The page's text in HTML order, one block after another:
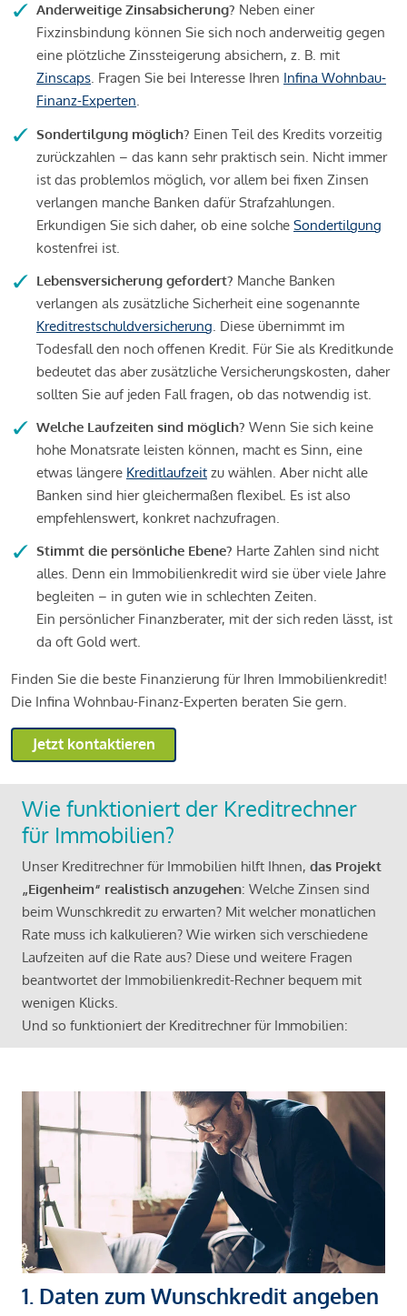
Anderweitige Zinsabsicherung? Neben einer
Fixzinsbindung können Sie sich noch anderweitig gegen
eine plötzliche Zinssteigerung absichern, z. B. mit
Zinscaps. Fragen Sie bei Interesse Ihren Infina Wohnbau-
Finanz-Experten.
Sondertilgung möglich? Einen Teil des Kredits vorzeitig
zurückzahlen – das kann sehr praktisch sein. Nicht immer
ist das problemlos möglich, vor allem bei fixen Zinsen
verlangen manche Banken dafür Strafzahlungen.
Erkundigen Sie sich daher, ob eine solche Sondertilgung
kostenfrei ist.
Lebensversicherung gefordert? Manche Banken
verlangen als zusätzliche Sicherheit eine sogenannte
Kreditrestschuldversicherung. Diese übernimmt im
Todesfall den noch offenen Kredit. Für Sie als Kreditkunde
bedeutet das aber zusätzliche Versicherungskosten, daher
sollten Sie auf jeden Fall fragen, ob das notwendig ist.
Welche Laufzeiten sind möglich? Wenn Sie sich keine
hohe Monatsrate leisten können, macht es Sinn, eine
etwas längere Kreditlaufzeit zu wählen. Aber nicht alle
Banken sind hier gleichermaßen flexibel. Es ist also
empfehlenswert, konkret nachzufragen.
Stimmt die persönliche Ebene? Harte Zahlen sind nicht
alles. Denn ein Immobilienkredit wird sie über viele Jahre
begleiten – in guten wie in schlechten Zeiten.
Ein persönlicher Finanzberater, mit der sich reden lässt, ist
da oft Gold wert.
Finden Sie die beste Finanzierung für Ihren Immobilienkredit!
Die Infina Wohnbau-Finanz-Experten beraten Sie gern.
Jetzt kontaktieren
Wie funktioniert der Kreditrechner
für Immobilien?
Unser Kreditrechner für Immobilien hilft Ihnen, das Projekt
„Eigenheim“ realistisch anzugehen: Welche Zinsen sind
beim Wunschkredit zu erwarten? Mit welcher monatlichen
Rate muss ich kalkulieren? Wie wirken sich verschiedene
Laufzeiten auf die Rate aus? Diese und weitere Fragen
beantwortet der Immobilienkredit-Rechner bequem mit
wenigen Klicks.
Und so funktioniert der Kreditrechner für Immobilien:
1. Daten zum Wunschkredit angeben